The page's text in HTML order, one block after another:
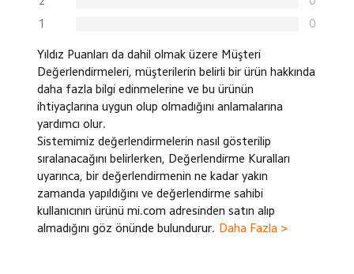
1
0
Yıldız Puanları da dahil olmak üzere Müşteri
Değerlendirmeleri, müşterilerin belirli bir ürün hakkında
daha fazla bilgi edinmelerine ve bu ürünün
ihtiyaçlarına uygun olup olmadığını anlamalarına
yardımcı olur.
Sistemimiz değerlendirmelerin nasıl gösterilip
sıralanacağını belirlerken, Değerlendirme Kuralları
uyarınca, bir değerlendirmenin ne kadar yakın
zamanda yapıldığını ve değerlendirme sahibi
kullanıcının ürünü mi.com adresinden satın alıp
almadığını göz önünde bulundurur. Daha Fazla >